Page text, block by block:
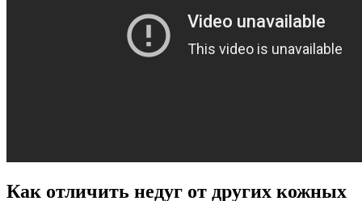
Как отличить недуг от других кожных